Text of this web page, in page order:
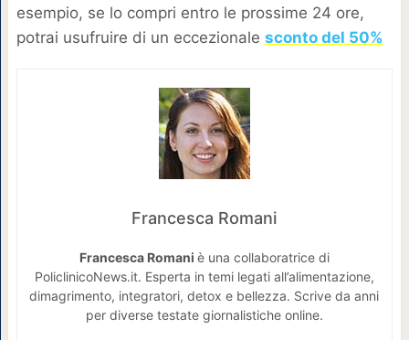
esempio, se lo compri entro le prossime 24 ore,
potrai usufruire di un eccezionale sconto del 50%
Francesca Romani
Francesca Romani è una collaboratrice di
PoliclinicoNews.it. Esperta in temi legati all’alimentazione,
dimagrimento, integratori, detox e bellezza. Scrive da anni
per diverse testate giornalistiche online.